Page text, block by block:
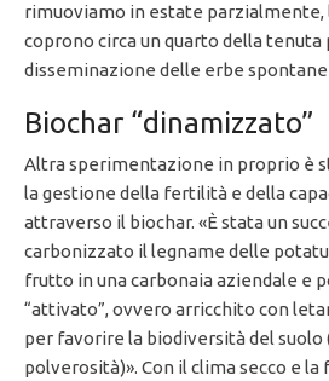
rimuoviamo in estate parzialmente,
coprono circa un quarto della tenuta
disseminazione delle erbe
Biochar “dinamizzato”
Altra sperimentazione in proprio è
la gestione della fertilità e della
attraverso il biochar. «È stata un
carbonizzato il legname delle
frutto in una carbonaia aziendale e
“attivato”, ovvero arricchito con
per favorire la biodiversità del suolo
polverosità)». Con il clima secco e